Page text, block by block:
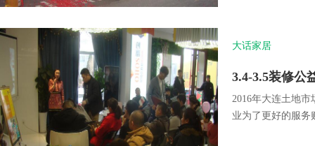
大话家居
3.4-3.5装修公
2016年大连土地
业为了更好的服务